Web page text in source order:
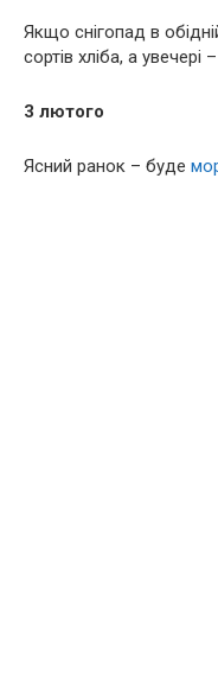
Якщо снігопад в
сортів хліба, а увечері –
3 лютого
Ясний ранок – буде